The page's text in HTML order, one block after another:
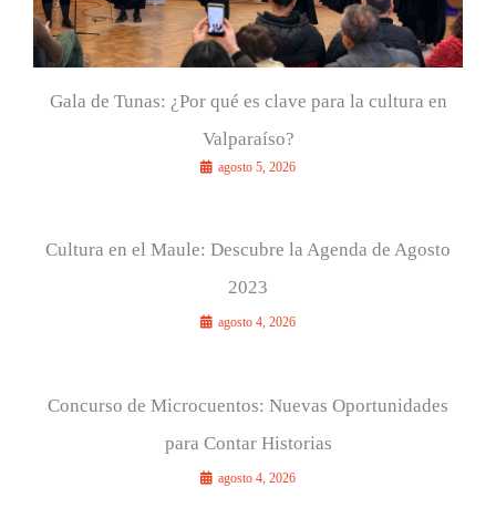
Gala de Tunas: ¿Por qué es clave para la cultura en
Valparaíso?
agosto 5, 2026
Cultura en el Maule: Descubre la Agenda de Agosto
2023
agosto 4, 2026
Concurso de Microcuentos: Nuevas Oportunidades
para Contar Historias
agosto 4, 2026